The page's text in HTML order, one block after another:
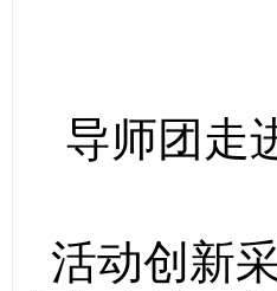
导师团走
活动创新